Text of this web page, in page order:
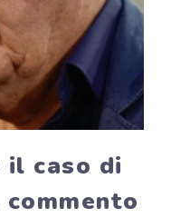
il caso di